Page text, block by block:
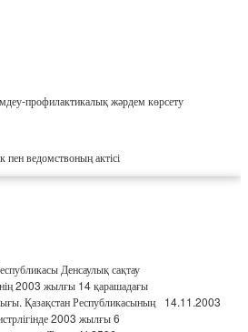
профилактикалық жәрдем көрсету
пен ведомствоның актісі
Денсаулық сақтау
2003 жылғы 14 қарашадағы
Қазақстан Республикасының
2003 жылғы 6
14.11.2003